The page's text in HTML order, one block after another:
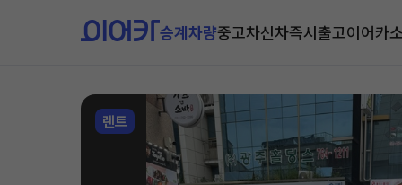
승계차량중고차신차즉시출고이어카
렌트